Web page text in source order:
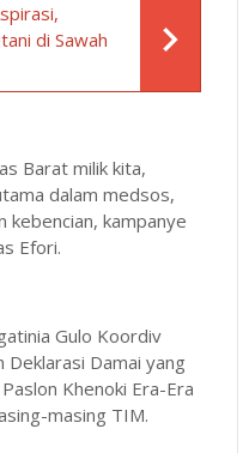
di Sawah
Barat milik kita,
dalam medsos,
kebencian, kampanye
Efori.
Gulo Koordiv
Deklarasi Damai yang
Khenoki Era-Era
masing TIM.